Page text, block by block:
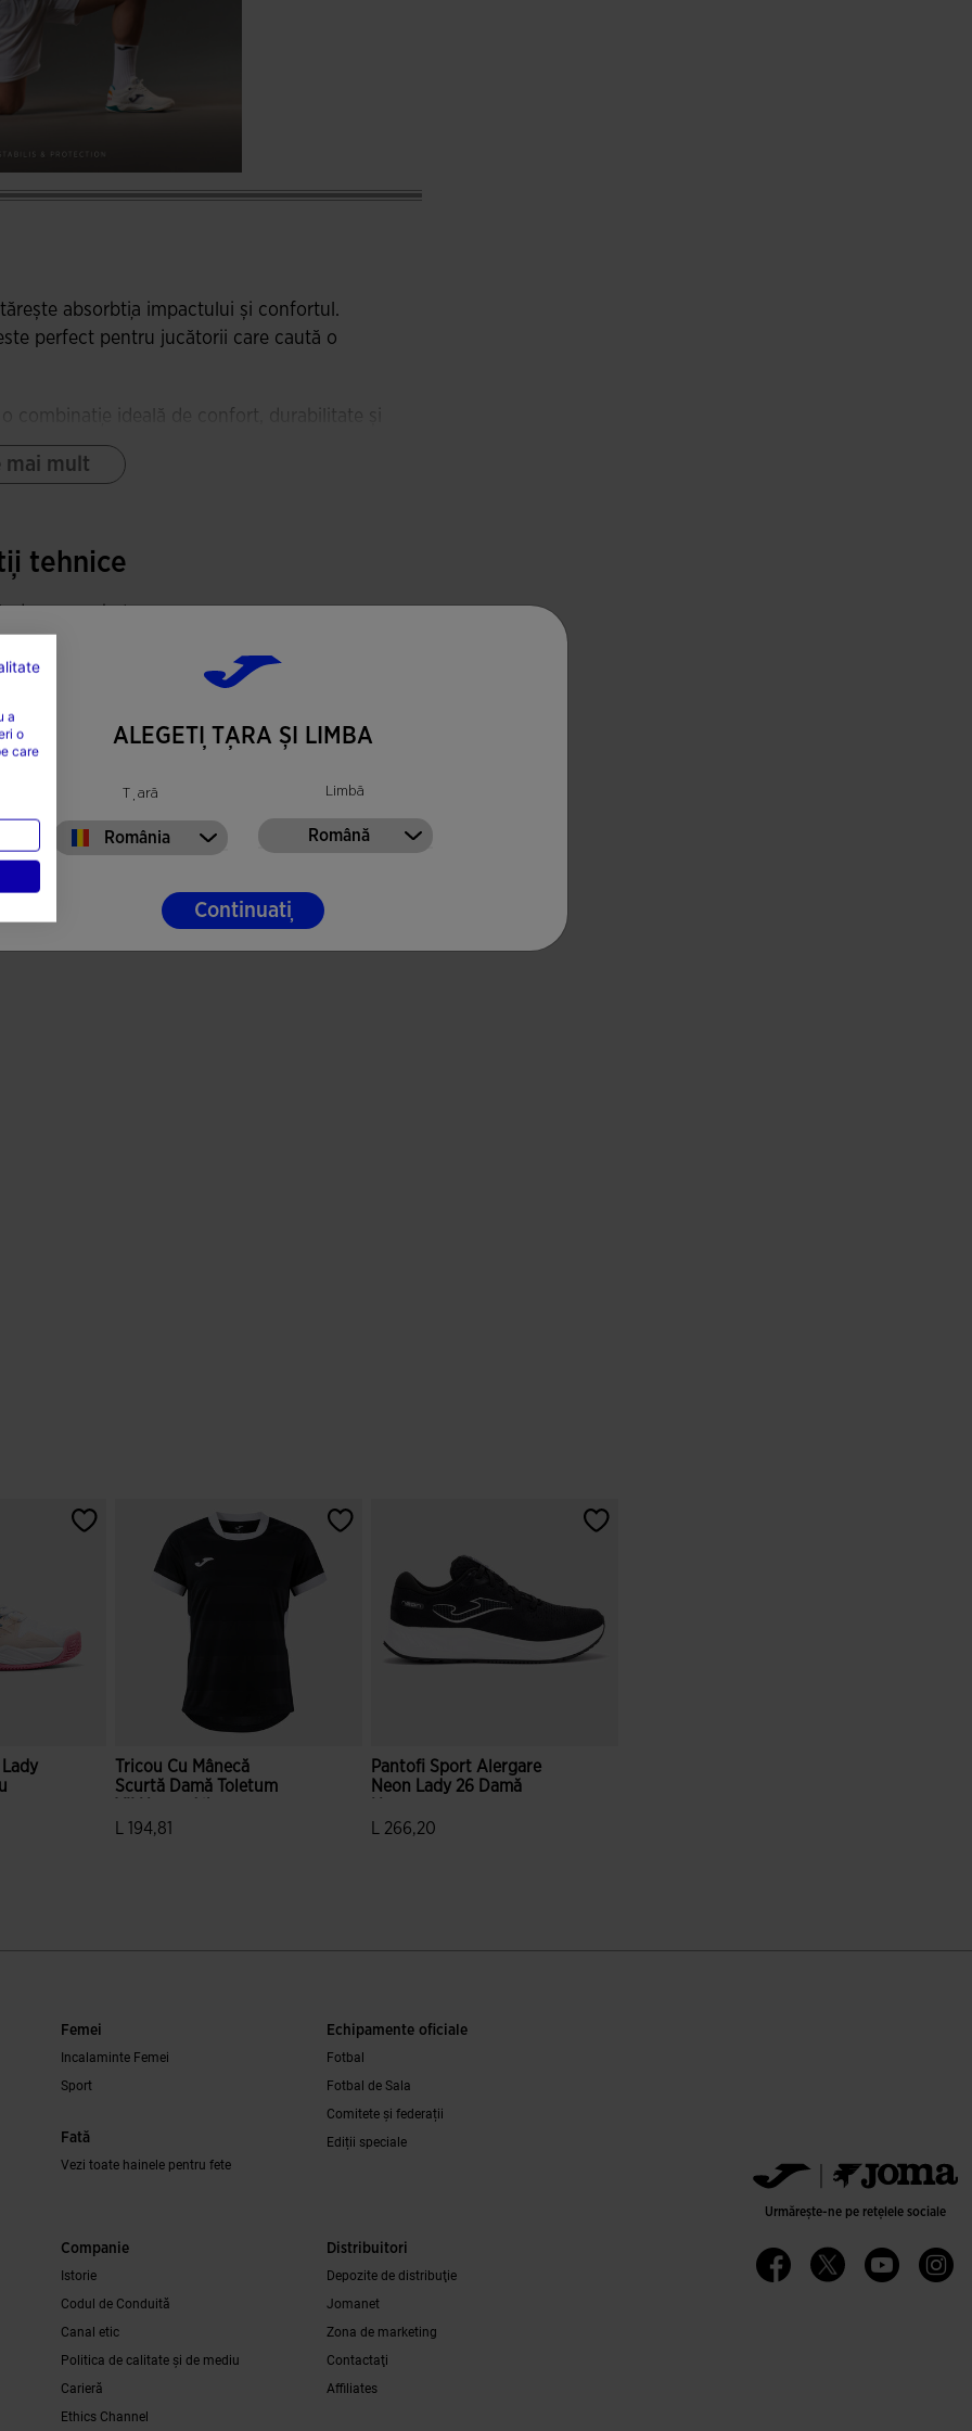
absorbția impactului și confortul.
perfect pentru jucătorii care caută o
combinație ideală de confort, durabilitate și
la picior, îmbunătățind sensibilitatea și
minimizând riscul de bătături. Ventilația
combinând REACTIVE BALL și phylon.
mai amortizate, ce generează o răspuns
stabilitatea și reactivitatea pantofului.
și semirigidă proiectată pentru a oferi
sa strategică ajută la menținerea
în mișcările laterale și schimbările de direcție.
la abraziune și calitate. Se aderă la terenurile
mai mult
tehnice
sau parchet
înaltă
Tricou Cu Mânecă
Scurtă Damă Toletum
L 194,81
Pantofi Sport Alergare
Neon Lady 26 Damă
L 266,20
Femei
Incalaminte Femei
Sport
Fată
Vezi toate hainele pentru fete
Echipamente oficiale
Fotbal
Fotbal de Sala
Comitete și federații
Ediții speciale
Companie
Istorie
Codul de Conduită
Canal etic
Politica de calitate și de mediu
Carieră
Ethics Channel
Distribuitori
Depozite de distribuţie
Jomanet
Zona de marketing
Contactaţi
Affiliates
Urmărește-ne pe rețelele sociale
ALEGEȚI ȚARA ȘI LIMBA
Țară
România
Limbă
Română
Continuați
a
o
care